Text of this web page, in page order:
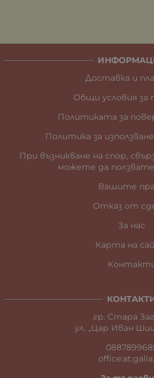
Доставка и
Общи условия за
Политиката за
Политика за
При възникване на спор,
можете да
Вашите
Отказ от
За нас
Карта на
гр. Стара
ул. „Цар Иван